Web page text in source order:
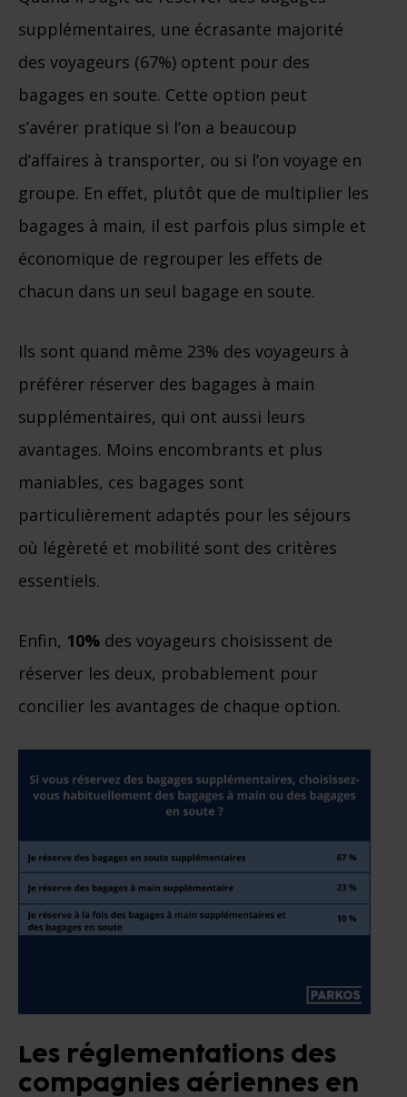
supplémentaires, une écrasante majorité
des voyageurs (67%) optent pour des
bagages en soute. Cette option peut
s’avérer pratique si l’on a beaucoup
d’affaires à transporter, ou si l’on voyage en
groupe. En effet, plutôt que de multiplier les
bagages à main, il est parfois plus simple et
économique de regrouper les effets de
chacun dans un seul bagage en soute.
Ils sont quand même 23% des voyageurs à
préférer réserver des bagages à main
supplémentaires, qui ont aussi leurs
avantages. Moins encombrants et plus
maniables, ces bagages sont
particulièrement adaptés pour les séjours
où légèreté et mobilité sont des critères
essentiels.
Enfin, 10% des voyageurs choisissent de
réserver les deux, probablement pour
concilier les avantages de chaque option.
Les réglementations des
compagnies aériennes en